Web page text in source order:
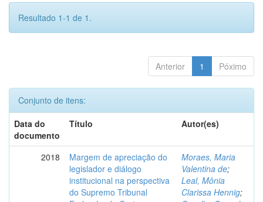
Resultado 1-1 de 1.
Anterior 1 Póximo
Conjunto de itens:
Data do
documento
Título Autor(es)
2018
Margem de apreciação do
legislador e diálogo
institucional na perspectiva
do Supremo Tribunal
Moraes, Maria
Valentina de;
Leal, Mônia
Clarissa Hennig;